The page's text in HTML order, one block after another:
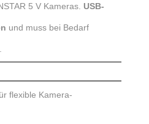
5 V Kameras. USB-
und muss bei Bedarf
flexible Kamera-